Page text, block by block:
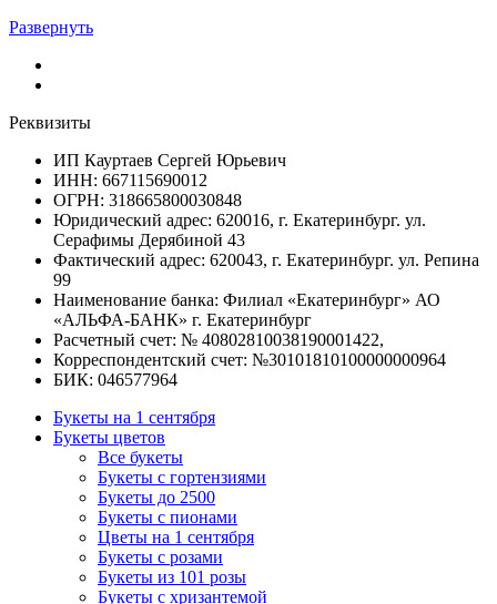
Развернуть
Реквизиты
ИП Кауртаев Сергей Юрьевич
ИНН: 667115690012
ОГРН: 318665800030848
Юридический адрес: 620016, г. Екатеринбург. ул.
Серафимы Дерябиной 43
Фактический адрес: 620043, г. Екатеринбург. ул. Репина
99
Наименование банка: Филиал «Екатеринбург» АО
«АЛЬФА-БАНК» г. Екатеринбург
Расчетный счет: № 40802810038190001422,
Корреспондентский счет: №30101810100000000964
БИК: 046577964
Букеты на 1 сентября
Букеты цветов
Все букеты
Букеты с гортензиями
Букеты до 2500
Букеты с пионами
Цветы на 1 сентября
Букеты с розами
Букеты из 101 розы
Букеты с хризантемой